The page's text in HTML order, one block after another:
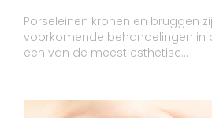
Porseleinen kronen en bruggen
voorkomende behandelingen in
een van de meest esthetisc...